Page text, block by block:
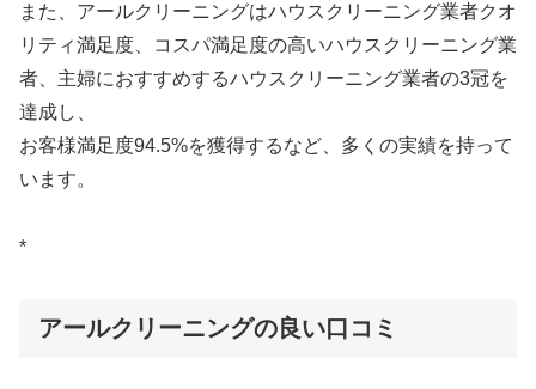
また、アールクリーニングはハウスクリーニング業者クオ
リティ満足度、コスパ満足度の高いハウスクリーニング業
者、主婦におすすめするハウスクリーニング業者の3冠を
達成し、
お客様満足度94.5%を獲得するなど、多くの実績を持って
います。
*
アールクリーニングの良い口コミ